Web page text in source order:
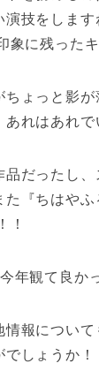
技をしま
に残った
ょっと影
あれはあれ
だったし
『ちはや
！
年観て良か
報につい
しょうか！